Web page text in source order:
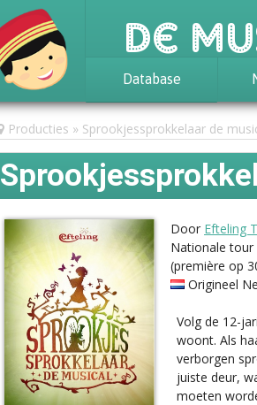
De
Database
Achtergrond
Awards
Statistieken
Producties Sprookjessprokkelaar de
Door Efteling
Nationale tour
(première op
Origineel
Volg de 12-
woont. Als
verborgen
juiste deur,
moeten